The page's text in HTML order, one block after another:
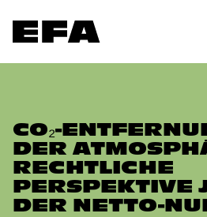
CO₂-
DER
RECHTLICHE
PERSPEKTIVE
DER NETTO-